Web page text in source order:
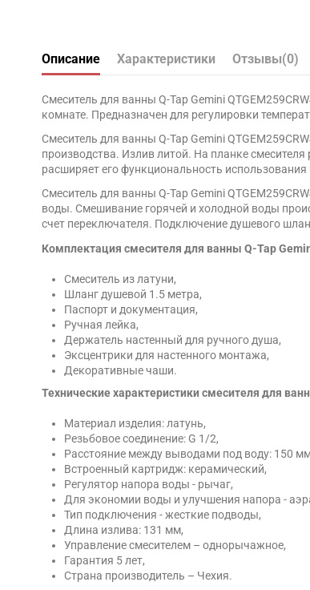
Описание Характеристики Отзывы(0)
Смеситель для ванны Q-Tap Gemini
комнате. Предназначен для регулировки
Смеситель для ванны Q-Tap Gemini
производства. Излив литой. На планке
расширяет его функциональность
Смеситель для ванны Q-Tap Gemini
воды. Смешивание горячей и холодной воды
счет переключателя. Подключение душевого
Комплектация смесителя для ванны Q-Tap
Смеситель из латуни,
Шланг душевой 1.5 метра,
Паспорт и документация,
Ручная лейка,
Держатель настенный для ручного душа,
Эксцентрики для настенного монтажа,
Декоративные чаши.
Технические характеристики смесителя для
Материал изделия: латунь,
Резьбовое соединение: G 1/2,
Расстояние между выводами под воду: 150
Встроенный картридж: керамический,
Регулятор напора воды - рычаг,
Для экономии воды и улучшения напора -
Тип подключения - жесткие подводы,
Длина излива: 131 мм,
Управление смесителем – однорычажное,
Гарантия 5 лет,
Страна производитель – Чехия.